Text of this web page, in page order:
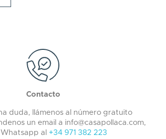
Contacto
duda, llámenos al número gratuito
un email a info@casapollaca.com,
al +34 971 382 223